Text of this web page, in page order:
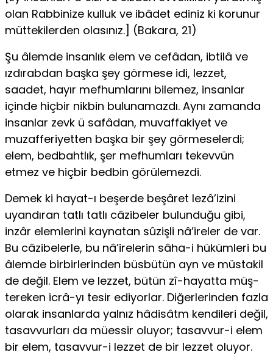
olan Rabbinize kulluk ve ibâdet ediniz ki korunur
müttekilerden olasınız.] (Bakara, 21)
Şu âlemde insanlık elem ve cefâdan, ibtilâ ve
ızdırabdan başka şey görmese idi, lezzet,
saadet, hayır mefhumlarını bilemez, insanlar
içinde hiçbir nikbin bulunamazdı. Aynı zamanda
insanlar zevk ü safâdan, mu­vaffakiyet ve
muzafferiyetten başka bir şey görmeselerdi;
elem, bedbaht­lık, şer mefhumları tekevvün
etmez ve hiçbir bedbin görülemezdi.
Demek ki hayat-ı beşerde beşâret lezâ’izini
uyandıran tatlı tatlı câzibeler bulunduğu gibi,
inzâr elemlerini kaynatan sûzişli nâ’ireler de var.
Bu câzibelerle, bu nâ’irelerin sâha-i hükümleri bu
âlemde birbirlerinden büsbütün ayn ve müstakil
de değil. Elem ve lezzet, bütün zî-hayatta müş­
tereken icrâ-yı tesir ediyorlar. Diğerlerinden fazla
olarak insanlarda yalnız hâdisâtm kendileri değil,
tasavvurları da müessir oluyor; tasavvur-i elem
bir elem, tasavvur-i lezzet de bir lezzet oluyor.